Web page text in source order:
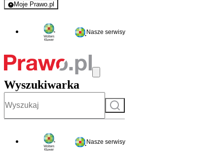
Moje Prawo.pl
- rejestracja i logowanie do serwisu
Nasze serwisy
Wyszukiwarka
Szukaj
Nasze serwisy